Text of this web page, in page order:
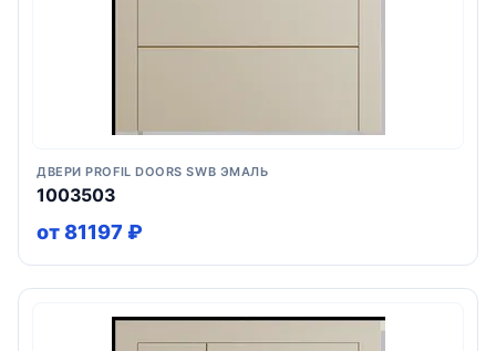
ДВЕРИ PROFIL DOORS SWB ЭМАЛЬ
1003503
от 81197 ₽